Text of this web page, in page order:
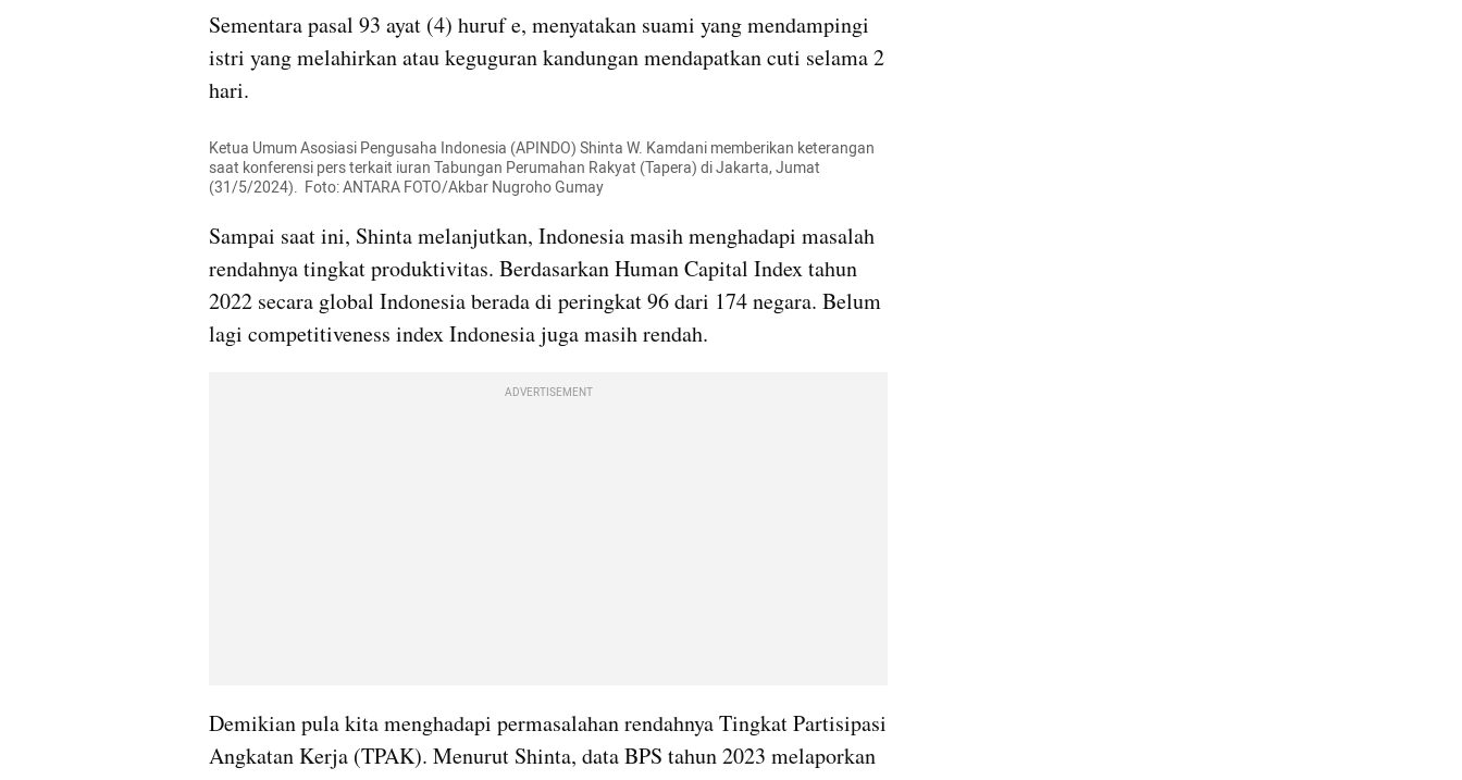
Sementara pasal 93 ayat (4) huruf e, menyatakan suami yang mendampingi
istri yang melahirkan atau keguguran kandungan mendapatkan cuti selama 2
hari.
Ketua Umum Asosiasi Pengusaha Indonesia (APINDO) Shinta W. Kamdani memberikan keterangan
saat konferensi pers terkait iuran Tabungan Perumahan Rakyat (Tapera) di Jakarta, Jumat
(31/5/2024).  Foto: ANTARA FOTO/Akbar Nugroho Gumay
Sampai saat ini, Shinta melanjutkan, Indonesia masih menghadapi masalah
rendahnya tingkat produktivitas. Berdasarkan Human Capital Index tahun
2022 secara global Indonesia berada di peringkat 96 dari 174 negara. Belum
lagi competitiveness index Indonesia juga masih rendah.
ADVERTISEMENT
Demikian pula kita menghadapi permasalahan rendahnya Tingkat Partisipasi
Angkatan Kerja (TPAK). Menurut Shinta, data BPS tahun 2023 melaporkan